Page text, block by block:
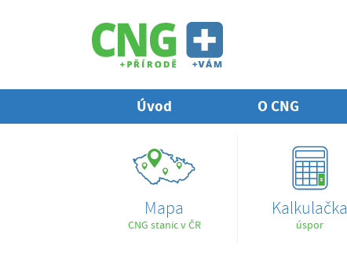
Úvod O CNG
Mapa
CNG stanic v ČR
Kalkulačka
úspor